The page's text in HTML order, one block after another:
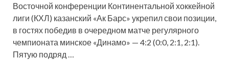
Восточной конференции Континентальной хоккейной
лиги (КХЛ) казанский «Ак Барс» укрепил свои позиции,
в гостях победив в очередном матче регулярного
чемпионата минское «Динамо» — 4:2 (0:0, 2:1, 2:1).
Пятую подряд …